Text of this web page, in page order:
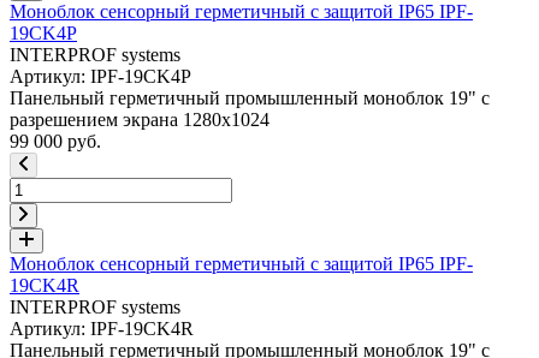
Моноблок сенсорный герметичный с защитой IP65 IPF-
19CK4P
INTERPROF systems
Артикул: IPF-19CK4P
Панельный герметичный промышленный моноблок 19" с
разрешением экрана 1280x1024
99 000 руб.
Моноблок сенсорный герметичный с защитой IP65 IPF-
19CK4R
INTERPROF systems
Артикул: IPF-19CK4R
Панельный герметичный промышленный моноблок 19" с